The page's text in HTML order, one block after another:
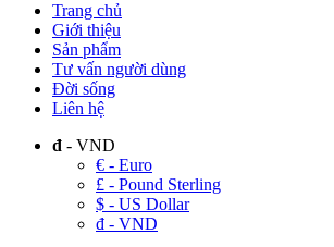
Trang chủ
Giới thiệu
Sản phẩm
Tư vấn người dùng
Đời sống
Liên hệ
đ - VND
€ - Euro
£ - Pound Sterling
$ - US Dollar
đ - VND